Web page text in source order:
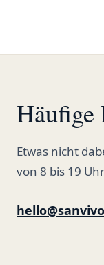
Häufige
Etwas nicht
von 8 bis 19